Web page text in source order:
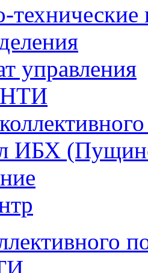
технические
управления
НТИ
ИБХ